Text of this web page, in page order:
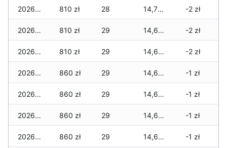
2026-07-12 810 zł 28 14,729 zł -2 zł
2026-07-11 810 zł 29 14,629 zł -2 zł
2026-07-10 810 zł 29 14,629 zł -2 zł
2026-07-09 860 zł 29 14,629 zł -1 zł
2026-07-08 860 zł 29 14,629 zł -1 zł
2026-07-07 860 zł 29 14,629 zł -1 zł
2026-07-06 860 zł 29 14,629 zł -1 zł